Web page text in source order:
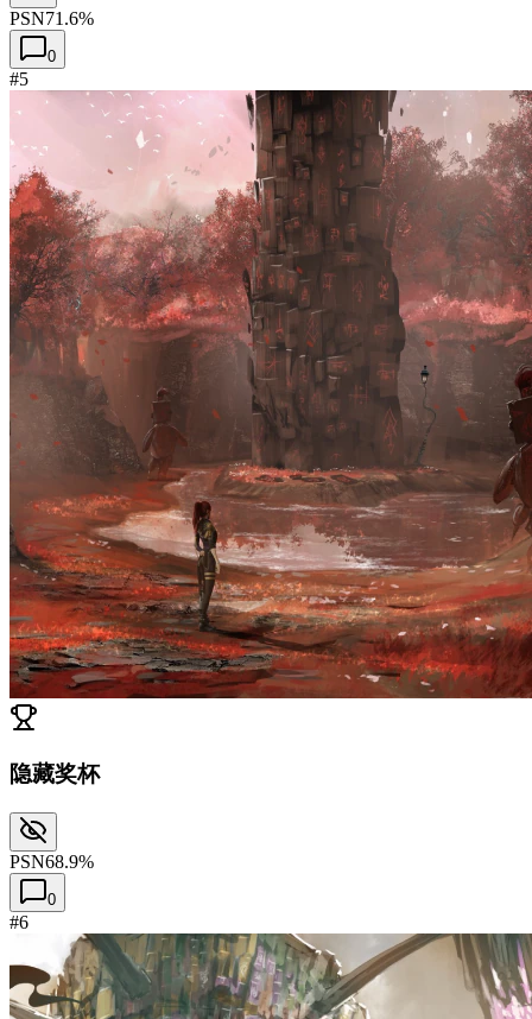
PSN71.6%
0
#5
隐藏奖杯
PSN68.9%
0
#6